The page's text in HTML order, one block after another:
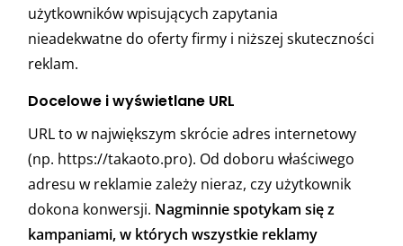
użytkowników wpisujących zapytania
nieadekwatne do oferty firmy i niższej skuteczności
reklam.
Docelowe i wyświetlane URL
URL to w największym skrócie adres internetowy
(np. https://takaoto.pro). Od doboru właściwego
adresu w reklamie zależy nieraz, czy użytkownik
dokona konwersji. Nagminnie spotykam się z
kampaniami, w których wszystkie reklamy